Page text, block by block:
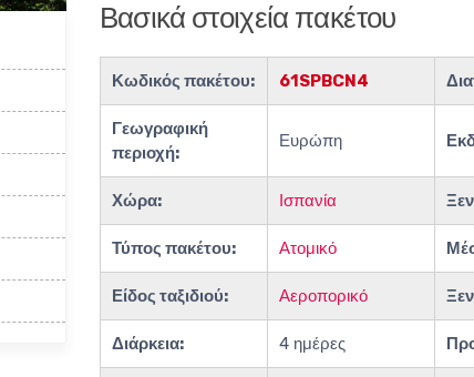
Βασικά στοιχεία πακέτου
Κωδικός πακέτου: 61SPBCN4
Γεωγραφική
περιοχή:
Ευρώπη
Χώρα: Ισπανία
Τύπος πακέτου: Ατομικό
Είδος ταξιδιού: Αεροπορικό
Διάρκεια: 4 ημέρες